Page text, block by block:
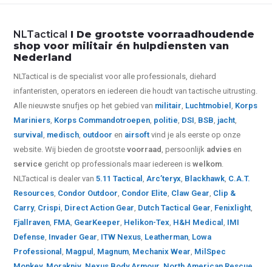
NLTactical I De grootste voorraadhoudende
shop voor militair én hulpdiensten van
Nederland
NLTactical is de specialist voor alleprofessionals, diehard
infanteristen, operators en iedereen die houdt van tactische uitrusting.
Alle nieuwste snufjes op het gebied van militair, Luchtmobiel, Korps
Mariniers, Korps Commandotroepen, politie, DSI, BSB, jacht,
survival, medisch, outdoor en airsoft vind je als eerste op onze
website.Wij bieden de grootstevoorraad, persoonlijk advies en
service gericht op professionals maar iedereen iswelkom.
NLTactical is dealer van5.11 Tactical,Arc’teryx, Blackhawk, C.A.T.
Resources, Condor Outdoor, Condor Elite, Claw Gear, Clip &
Carry, Crispi, Direct Action Gear, Dutch Tactical Gear, Fenixlight,
Fjallraven, FMA, GearKeeper, Helikon-Tex, H&H Medical, IMI
Defense, Invader Gear, ITW Nexus, Leatherman, Lowa
Professional, Magpul, Magnum, Mechanix Wear, MilSpec